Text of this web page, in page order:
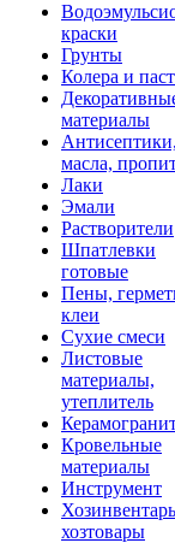
краски
Грунты
Колера и
материалы
Антисептики,
масла,
Лаки
Эмали
Растворители
Шпатлевки
готовые
Пены,
клеи
Сухие смеси
Листовые
материалы,
утеплитель
Кровельные
материалы
Инструмент
хозтовары